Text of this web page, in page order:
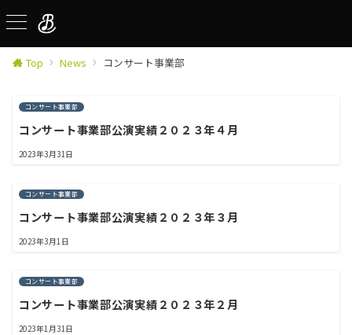
Top News コンサート事業部
コンサート事業部
コンサート事業部公演実績２０２３年４月
2023年3月31日
コンサート事業部
コンサート事業部公演実績２０２３年３月
2023年3月1日
コンサート事業部
コンサート事業部公演実績２０２３年２月
2023年1月31日